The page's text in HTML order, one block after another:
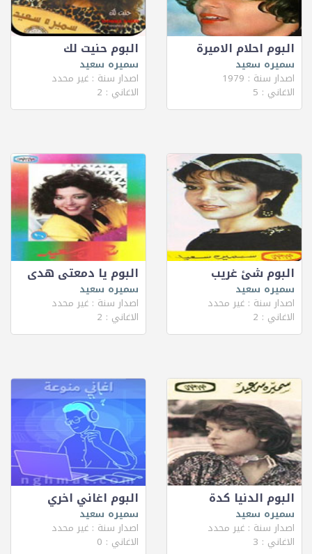
البوم احلام الاميرة
سميره سعيد
اصدار سنة : 1979
الاغاني : 5
البوم حنيت لك
سميره سعيد
اصدار سنة : غير محدد
الاغاني : 2
البوم شئ غريب
سميره سعيد
اصدار سنة : غير محدد
الاغاني : 2
البوم يا دمعتى هدى
سميره سعيد
اصدار سنة : غير محدد
الاغاني : 2
البوم الدنيا كدة
سميره سعيد
اصدار سنة : غير محدد
الاغاني : 3
البوم اغاني اخري
سميره سعيد
اصدار سنة : غير محدد
الاغاني : 0